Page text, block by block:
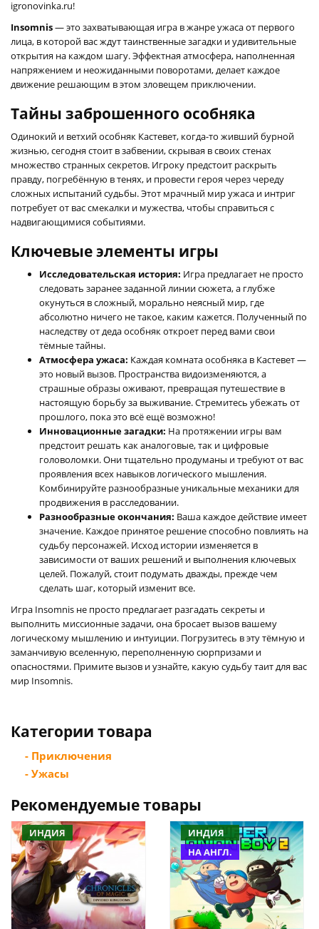
igronovinka.ru!
Insomnis— это захватывающая игра в жанре ужаса от первого
лица, в которой вас ждут таинственные загадки и удивительные
открытия на каждом шагу. Эффектная атмосфера, наполненная
напряжением и неожиданными поворотами, делает каждое
движение решающим в этом зловещем приключении.
Тайны заброшенного особняка
Одинокий и ветхий особняк Кастевет, когда-то живший бурной
жизнью, сегодня стоит в забвении, скрывая в своих стенах
множество странных секретов. Игроку предстоит раскрыть
правду, погребённую в тенях, и провести героя через череду
сложных испытаний судьбы. Этот мрачный мир ужаса и интриг
потребует от вас смекалки и мужества, чтобы справиться с
надвигающимися событиями.
Ключевые элементы игры
Исследовательская история: Игра предлагает не просто
следовать заранее заданной линии сюжета, а глубже
окунуться в сложный, морально неясный мир, где
абсолютно ничего не такое, каким кажется. Полученный по
наследству от деда особняк откроет перед вами свои
тёмные тайны.
Атмосфера ужаса: Каждая комната особняка в Кастевет —
это новый вызов. Пространства видоизменяются, а
страшные образы оживают, превращая путешествие в
настоящую борьбу за выживание. Стремитесь убежать от
прошлого, пока это всё ещё возможно!
Инновационные загадки: На протяжении игры вам
предстоит решать как аналоговые, так и цифровые
головоломки. Они тщательно продуманы и требуют от вас
проявления всех навыков логического мышления.
Комбинируйте разнообразные уникальные механики для
продвижения в расследовании.
Разнообразные окончания: Ваша каждое действие имеет
значение. Каждое принятое решение способно повлиять на
судьбу персонажей. Исход истории изменяется в
зависимости от ваших решений и выполнения ключевых
целей. Пожалуй, стоит подумать дважды, прежде чем
сделать шаг, который изменит все.
Игра Insomnis не просто предлагает разгадать секреты и
выполнить миссионные задачи, она бросает вызов вашему
логическому мышлению и интуиции. Погрузитесь в эту тёмную и
заманчивую вселенную, переполненную сюрпризами и
опасностями. Примите вызов и узнайте, какую судьбу таит для вас
мир Insomnis.
Категории товара
- Приключения
- Ужасы
Рекомендуемые товары
ИНДИЯ
ИНДИЯ
НА АНГЛ.